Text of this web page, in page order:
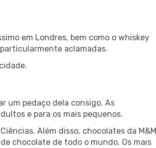
em Londres, bem como o whiskey
aclamadas.
um pedaço dela consigo. As
e para os mais pequenos.
Além disso, chocolates da
chocolate de todo o mundo. Os mais